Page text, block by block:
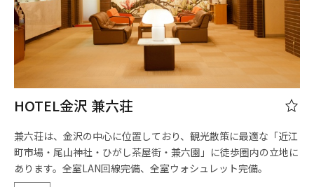
HOTEL金沢 兼六荘
兼六荘は、金沢の中心に位置しており、観光散策に最適な「近江
町市場・尾山神社・ひがし茶屋街・兼六園」に徒歩圏内の立地に
あります。全室LAN回線完備、全室ウォシュレット完備。